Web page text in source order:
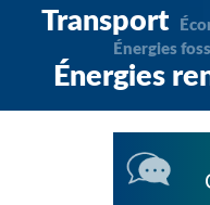
Transport
Énergies
Énergies